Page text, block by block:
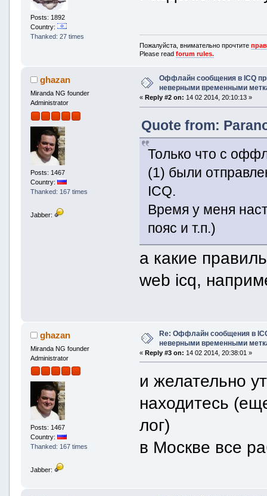
Posts: 1892
Country:
Thanked: 27 times
Пожалуйста, внимательно прочтите
Please readforum rules.
ghazan
Miranda NG founder
Administrator
Posts: 1467
Country:
Thanked: 167 times
Jabber:
Оффлайн сообщения в ICQ
неверными временными
« Reply #2 on: 14 02 2014, 20:10:13 »
Quote from:
Только что с
(1) были
ICQ.
Время у меня
пояс и т.п.)
а какие
web icq,
ghazan
Miranda NG founder
Administrator
Posts: 1467
Country:
Thanked: 167 times
Jabber:
Re: Оффлайн сообщения в
неверными временными
«Reply #3 on: 14 02 2014, 20:38:01 »
и желательно
находитесь
лог)
в Москве все